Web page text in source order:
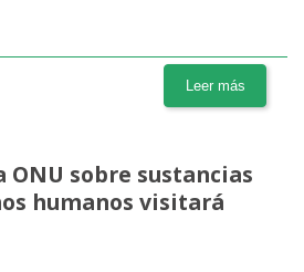
Leer más
ONU sobre sustancias
humanos visitará